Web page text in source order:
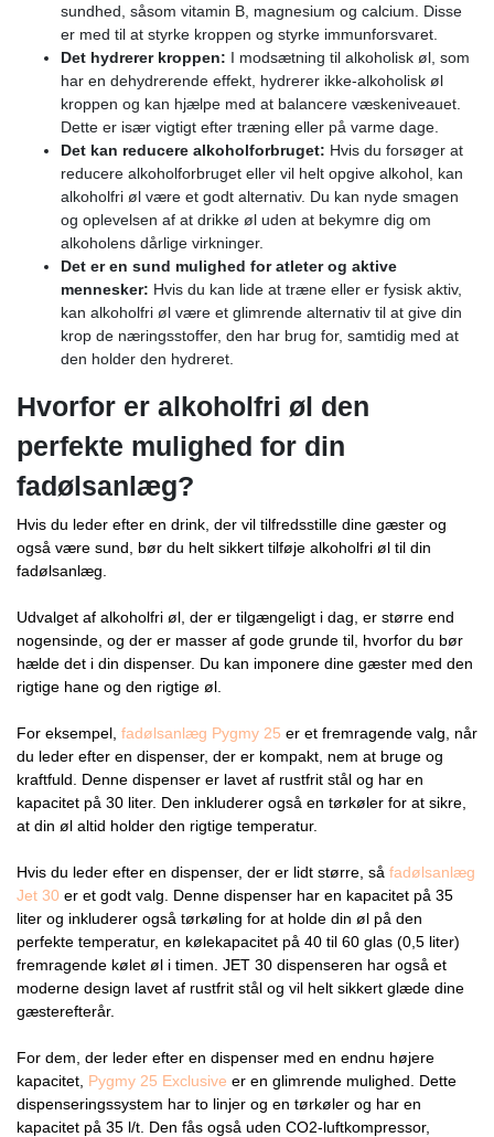
sundhed, såsom vitamin B, magnesium og calcium. Disse
er med til at styrke kroppen og styrke immunforsvaret.
Det hydrerer kroppen: I modsætning til alkoholisk øl, som
har en dehydrerende effekt, hydrerer ikke-alkoholisk øl
kroppen og kan hjælpe med at balancere væskeniveauet.
Dette er især vigtigt efter træning eller på varme dage.
Det kan reducere alkoholforbruget: Hvis du forsøger at
reducere alkoholforbruget eller vil helt opgive alkohol, kan
alkoholfri øl være et godt alternativ. Du kan nyde smagen
og oplevelsen af ​​at drikke øl uden at bekymre dig om
alkoholens dårlige virkninger.
Det er en sund mulighed for atleter og aktive
mennesker: Hvis du kan lide at træne eller er fysisk aktiv,
kan alkoholfri øl være et glimrende alternativ til at give din
krop de næringsstoffer, den har brug for, samtidig med at
den holder den hydreret.
Hvorfor er alkoholfri øl den
perfekte mulighed for din
fadølsanlæg?
Hvis du leder efter en drink, der vil tilfredsstille dine gæster og
også være sund, bør du helt sikkert tilføje alkoholfri øl til din
fadølsanlæg
Udvalget af alkoholfri øl, der er tilgængeligt i dag, er større end
nogensinde, og der er masser af gode grunde til, hvorfor du bør
hælde det i din dispenser. Du kan imponere dine gæster med den
rigtige hane og den rigtige øl.
For eksempel, fadølsanlæg Pygmy 25 er et fremragende valg, når
du leder efter en dispenser, der er kompakt, nem at bruge og
kraftfuld. Denne dispenser er lavet af rustfrit stål og har en
kapacitet på 30 liter. Den inkluderer også en tørkøler for at sikre,
at din øl altid holder den rigtige temperatur.
Hvis du leder efter en dispenser, der er lidt større, så fadølsanlæg
Jet 30 er et godt valg. Denne dispenser har en kapacitet på 35
liter og inkluderer også tørkøling for at holde din øl på den
perfekte temperatur, en kølekapacitet på 40 til 60 glas (0,5 liter)
fremragende kølet øl i timen. JET 30 dispenseren har også et
moderne design lavet af rustfrit stål og vil helt sikkert glæde dine
gæsterefterår.
For dem, der leder efter en dispenser med en endnu højere
kapacitet, Pygmy 25 Exclusive er en glimrende mulighed. Dette
dispenseringssystem har to linjer og en tørkøler og har en
kapacitet på 35 l/t. Den fås også uden CO2-luftkompressor,